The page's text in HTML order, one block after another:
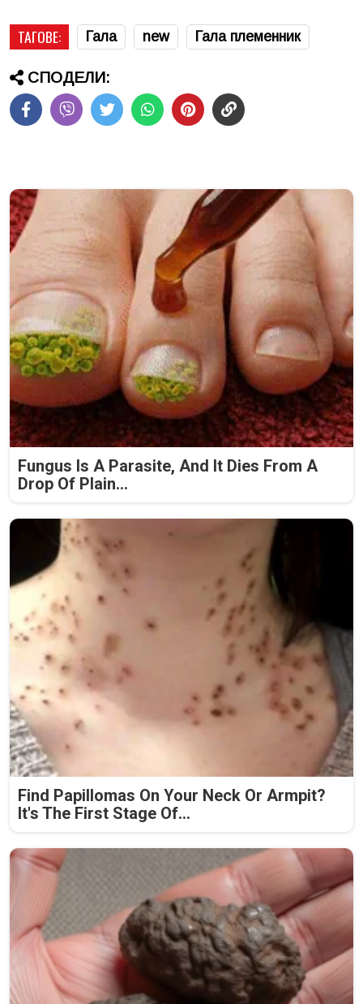
ТАГОВЕ: Гала new Гала племенник
СПОДЕЛИ:
Fungus Is A Parasite, And It Dies From A
Drop Of Plain...
Find Papillomas On Your Neck Or Armpit?
It's The First Stage Of...